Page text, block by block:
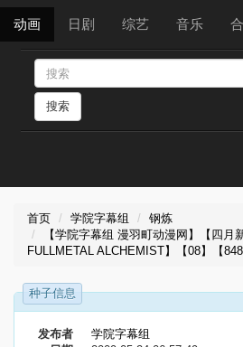
动画 日剧 综艺 音乐
搜索
首页 学院字幕组
钢炼
【学院字幕组 漫羽町动漫网】【四月
FULLMETAL ALCHEMIST】【08】【
种子信息
发布者
学院字幕组